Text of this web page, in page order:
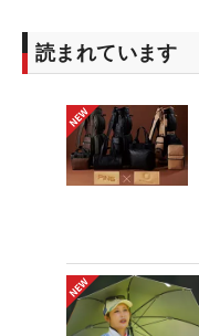
読まれています